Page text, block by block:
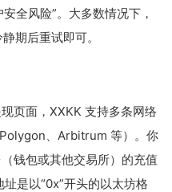
全风险”。大多数情况下，
期后重试即可。
页面，XXKK 支持多条网络
、Arbitrum 等）。你
钱包或其他交易所）的充值
是以“0x”开头的以太坊格